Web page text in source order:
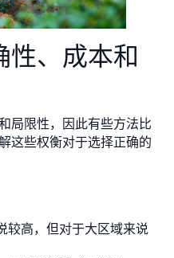
性、成本和
局限性，因此有些方法比
这些权衡对于选择正确的
较高，但对于大区域来说